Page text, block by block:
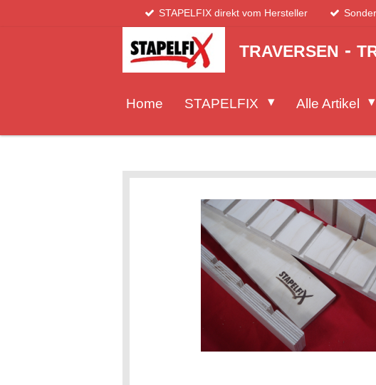
STAPELFIX direkt vom Hersteller
TRAVERSEN -
Home STAPELFIX Alle Artikel